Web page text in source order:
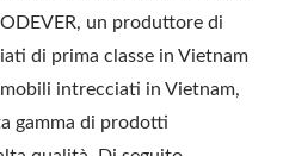
un produttore di
di prima classe in Vietnam
intrecciati in Vietnam,
gamma di prodotti